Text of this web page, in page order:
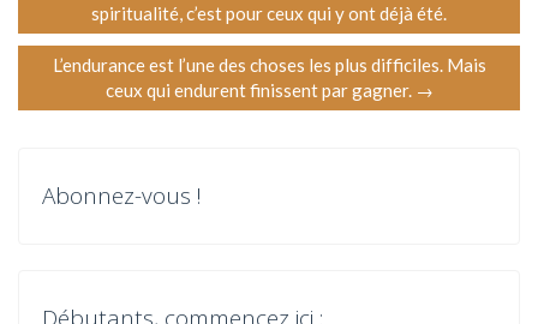
a
spiritualité, c’est pour ceux qui y ont déjà été.
L’endurance est l’une des choses les plus difficiles. Mais
ceux qui endurent finissent par gagner. →
Abonnez-vous !